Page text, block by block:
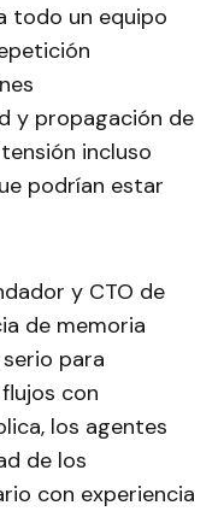
todo un equipo
y propagación de
incluso
podrían estar
y CTO de
de memoria
para
con
los agentes
de los
con experiencia